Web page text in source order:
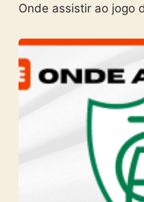
Onde assistir ao jogo